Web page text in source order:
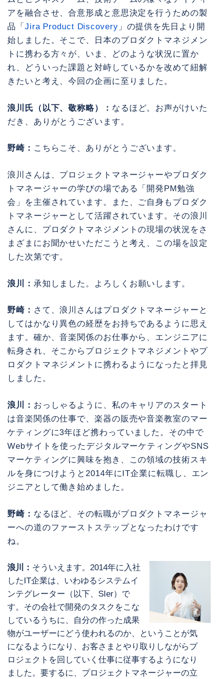
アを融合させ、合意形成と意思決定を行うための製
品「 Jira Product Discovery 」の提供を先日より開
始しました。そこで、日本のプロダクトマネジメン
トに携わる方々が、いま、どのような状況に置か
れ、どういった課題と対峙しているかを改めて紐解
きたいと考え、今回の企画に至りました。
浪川氏（以下、敬称略）： なるほど。お声がけいた
だき、ありがとうございます。
野崎： こちらこそ、ありがとうございます。
浪川さんは、プロジェクトマネージャーやプロダク
トマネージャーの学びの場である「開発PM勉強
会」を主催されています。また、ご自身もプロダク
トマネージャーとして活躍されています。その浪川
さんに、プロダクトマネジメントの現場の状況をさ
まざまにお聞かせいただこうと考え、この場を設定
した次第です。
浪川： 承知しました。よろしくお願いします。
野崎： さて、浪川さんはプロダクトマネージャーと
してはかなり異色の経歴をお持ちであるように思え
ます。確か、音楽関係のお仕事から、エンジニアに
転身され、そこからプロジェクトマネジメントやプ
ロダクトマネジメントに携わるようになったと拝見
しました。
浪川： おっしゃるように、私のキャリアのスタート
は音楽関係の仕事で、楽器の販売や音楽教室のマー
ケティングに3年ほど携わっていました。その中で
Webサイトを使ったデジタルマーケティングやSNS
マーケティングに興味を抱き、この領域の技術スキ
ルを身につけようと2014年にIT企業に転職し、エン
ジニアとして働き始めました。
野崎： なるほど、その転職がプロダクトマネージャ
ーへの道のファーストステップとなったわけです
ね。
浪川： そういえます。2014年に入社
したIT企業は、いわゆるシステムイ
ンテグレーター（以下、SIer）で
す。その会社で開発のタスクをこな
しているうちに、自分の作った成果
物がユーザーにどう使われるのか、ということが気
になるようになり、お客さまとやり取りしながらプ
ロジェクトを回していく仕事に従事するようになり
ました。要するに、プロジェクトマネージャーの立